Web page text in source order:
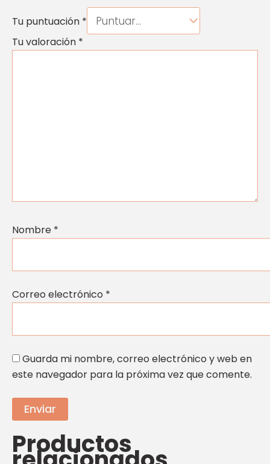
Tu puntuación *
Tu valoración *
Nombre *
Correo electrónico *
Guarda mi nombre, correo electrónico y web en
este navegador para la próxima vez que comente.
Productos